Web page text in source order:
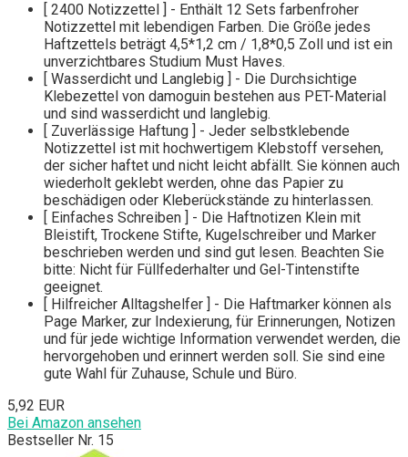
[ 2400 Notizzettel ] - Enthält 12 Sets farbenfroher
Notizzettel mit lebendigen Farben. Die Größe jedes
Haftzettels beträgt 4,5*1,2 cm / 1,8*0,5 Zoll und ist ein
unverzichtbares Studium Must Haves.
[ Wasserdicht und Langlebig ] - Die Durchsichtige
Klebezettel von damoguin bestehen aus PET-Material
und sind wasserdicht und langlebig.
[ Zuverlässige Haftung ] - Jeder selbstklebende
Notizzettel ist mit hochwertigem Klebstoff versehen,
der sicher haftet und nicht leicht abfällt. Sie können auch
wiederholt geklebt werden, ohne das Papier zu
beschädigen oder Kleberückstände zu hinterlassen.
[ Einfaches Schreiben ] - Die Haftnotizen Klein mit
Bleistift, Trockene Stifte, Kugelschreiber und Marker
beschrieben werden und sind gut lesen. Beachten Sie
bitte: Nicht für Füllfederhalter und Gel-Tintenstifte
geeignet.
[ Hilfreicher Alltagshelfer ] - Die Haftmarker können als
Page Marker, zur Indexierung, für Erinnerungen, Notizen
und für jede wichtige Information verwendet werden, die
hervorgehoben und erinnert werden soll. Sie sind eine
gute Wahl für Zuhause, Schule und Büro.
5,92 EUR
Bei Amazon ansehen
Bestseller Nr. 15